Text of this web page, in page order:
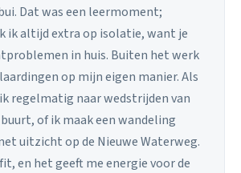
Dat was een leermoment;
ik altijd extra op isolatie, want je
in huis. Buiten het werk
op mijn eigen manier. Als
regelmatig naar wedstrijden van
of ik maak een wandeling
uitzicht op de Nieuwe Waterweg.
en het geeft me energie voor de